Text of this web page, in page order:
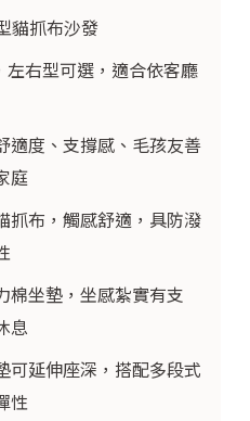
貓抓布沙發
左右型可選，適合依客廳
適度、支撐感、毛孩友善
庭
抓布，觸感舒適，具防潑
棉坐墊，坐感紮實有支
息
可延伸座深，搭配多段式
性